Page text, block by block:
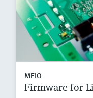
MEIO
Firmware for